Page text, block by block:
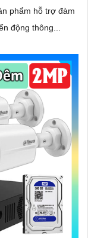
động thông...